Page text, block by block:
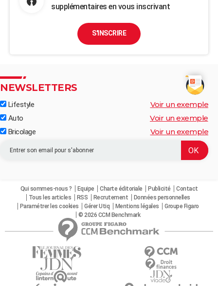
supplémentaires en vous inscrivant
S'INSCRIRE
NEWSLETTERS
Lifestyle Voir un exemple
Auto Voir un exemple
Bricolage Voir un exemple
Qui sommes-nous ? Equipe Charte éditoriale Publicité
Contact
Tous les articles
RSS Recrutement
Données personnelles
Paramétrer les cookies
Gérer Utiq Mentions légales
Groupe Figaro
© 2026 CCM Benchmark